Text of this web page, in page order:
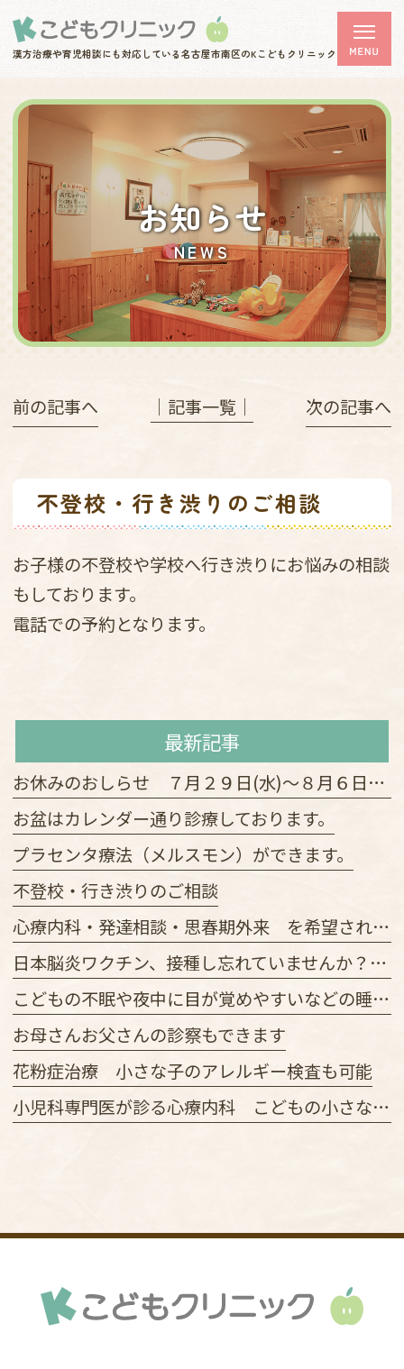
漢方治療や育児相談にも対応している名古屋市南区のKこどもクリニック
お知らせ
NEWS
前の記事へ │記事一覧│ 次の記事へ
不登校・行き渋りのご相談
お子様の不登校や学校へ行き渋りにお悩みの相談
もしております。
電話での予約となります。
最新記事
お休みのおしらせ ７月２９日(水)～８月６日(木)
お盆はカレンダー通り診療しております。
プラセンタ療法（メルスモン）ができます。
不登校・行き渋りのご相談
心療内科・発達相談・思春期外来 を希望される方へ
日本脳炎ワクチン、接種し忘れていませんか？ワクチンあります
こどもの不眠や夜中に目が覚めやすいなどの睡眠に関する症状の診察ができます。
お母さんお父さんの診察もできます
花粉症治療 小さな子のアレルギー検査も可能
小児科専門医が診る心療内科 こどもの小さな不安に気づいたときから早めに相談を。